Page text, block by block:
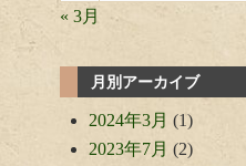
« 3月
月別アーカイブ
2024年3月 (1)
2023年7月 (2)